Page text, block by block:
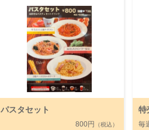
パスタセット
800円 （税込）
特
毎